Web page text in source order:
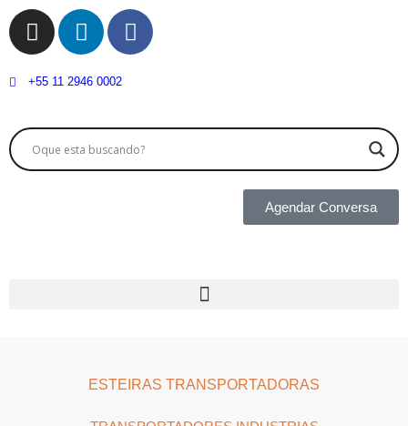
+55 11 2946 0002
Agendar Conversa
ESTEIRAS TRANSPORTADORAS